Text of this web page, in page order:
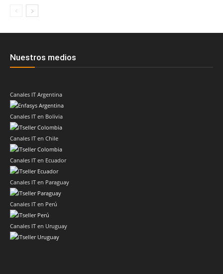
Nuestros medios
Canales IT Argentina
Canales IT en Bolivia
Canales IT en Chile
Canales IT en Ecuador
Canales IT en Paraguay
Canales IT en Perú
Canales IT en Uruguay